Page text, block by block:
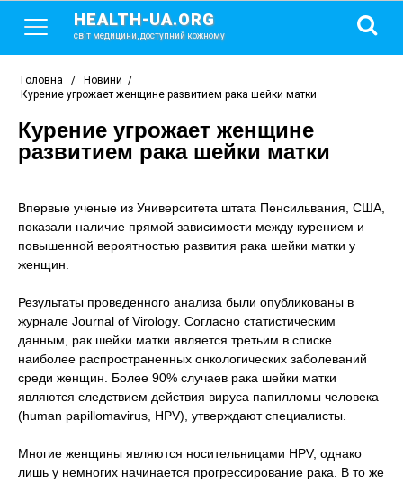
HEALTH-UA.ORG
світ медицини, доступний кожному
Головна / Новини /
Курение угрожает женщине развитием рака шейки матки
Курение угрожает женщине
развитием рака шейки матки
Впервые ученые из Университета штата Пенсильвания, США,
показали наличие прямой зависимости между курением и
повышенной вероятностью развития рака шейки матки у
женщин.
Результаты проведенного анализа были опубликованы в
журнале Journal of Virology. Согласно статистическим
данным, рак шейки матки является третьим в списке
наиболее распространенных онкологических заболеваний
среди женщин. Более 90% случаев рака шейки матки
являются следствием действия вируса папилломы человека
(human papillomavirus, HPV), утверждают специалисты.
Многие женщины являются носительницами HPV, однако
лишь у немногих начинается прогрессирование рака. В то же